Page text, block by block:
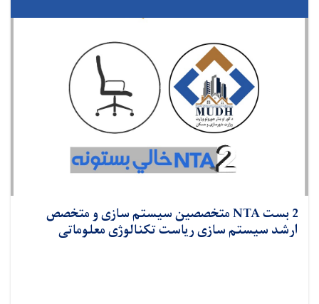
2 بست NTA متخصصین سیستم سازی و متخصص
ارشد سیستم سازی ریاست تکنالوژی معلوماتی